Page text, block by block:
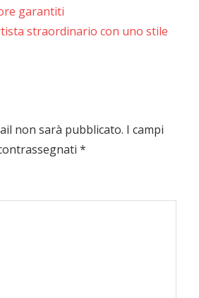
garantiti
straordinario con uno stile
non sarà pubblicato. I campi
*